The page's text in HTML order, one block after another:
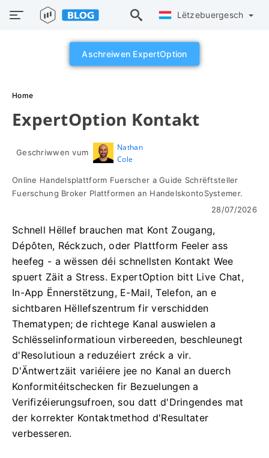
Lëtzebuergesch
Aschreiwen ExpertOption
Home
ExpertOption Kontakt
Geschriwwen vum
Nathan
Cole
Online Handelsplattform Fuerscher a Guide Schrëftsteller
Fuerschung Broker Plattformen an HandelskontoSystemer.
28/07/2026
Schnell Hëllef brauchen mat Kont Zougang,
Dépôten, Réckzuch, oder Plattform Feeler ass
heefeg - a wëssen déi schnellsten Kontakt Wee
spuert Zäit a Stress. ExpertOption bitt Live Chat,
In-App Ënnerstëtzung, E-Mail, Telefon, an e
sichtbaren Hëllefszentrum fir verschidden
Thematypen; de richtege Kanal auswielen a
Schlësselinformatioun virbereeden, beschleunegt
d'Resolutioun a reduzéiert zréck a vir.
D'Äntwertzäit variéiere jee no Kanal an duerch
Konformitéitschecken fir Bezuelungen a
Verifizéierungsufroen, sou datt d'Dringendes mat
der korrekter Kontaktmethod d'Resultater
verbesseren.